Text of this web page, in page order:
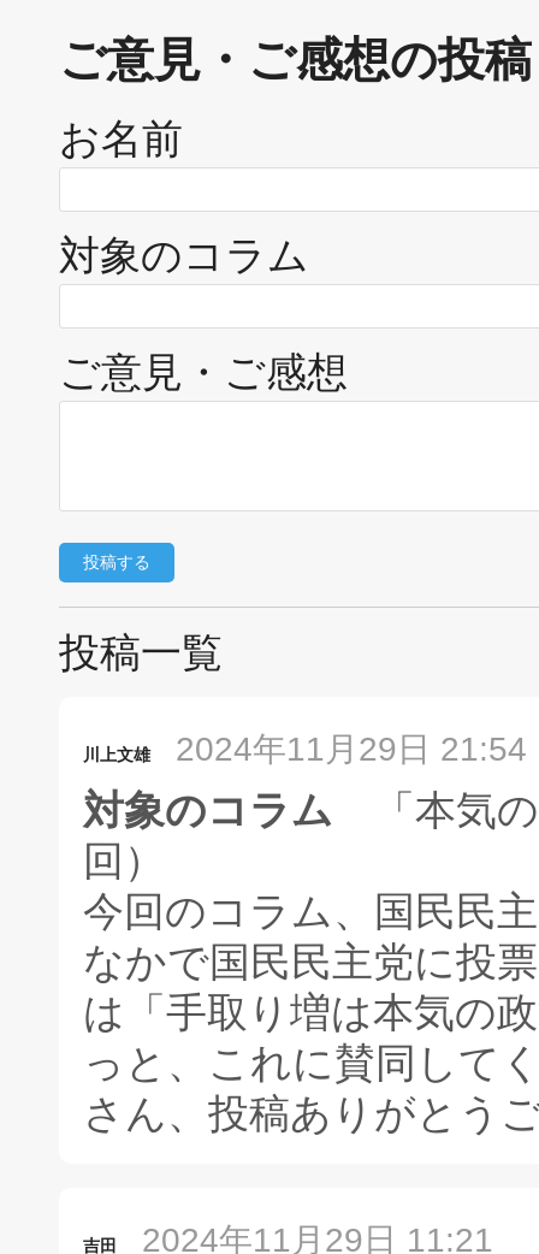
ご意見・ご感想の投稿
お名前
対象のコラム
ご意見・ご感想
投稿一覧
川上文雄 2024年11月29日 21:54
対象のコラム 「本気の
回）
今回のコラム、国民民
なかで国民民主党に投
は「手取り増は本気の
っと、これに賛同して
さん、投稿ありがとう
吉田 2024年11月29日 11:21